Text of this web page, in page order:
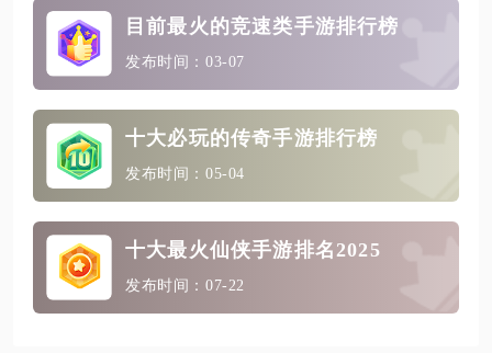
目前最火的竞速类手游排行榜
发布时间：03-07
十大必玩的传奇手游排行榜
发布时间：05-04
十大最火仙侠手游排名2025
发布时间：07-22